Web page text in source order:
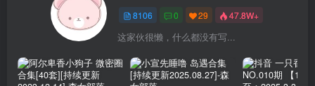
8106 0 29 47.8W+
这家伙很懒，什么都没有写...